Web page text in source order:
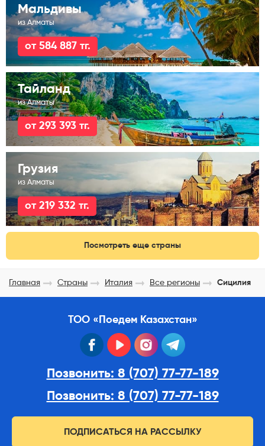
Мальдивы
из Алматы
от 584 887 тг.
Тайланд
из Алматы
от 293 393 тг.
Грузия
из Алматы
от 219 332 тг.
Посмотреть еще страны
Главная Страны Италия Все регионы Сицилия
ТОО «Поедем Казахстан»
facebook youtube instagram
Позвонить: 8 (707) 77-77-189
Позвонить: 8 (707) 77-77-189
ПОДПИСАТЬСЯ НА РАССЫЛКУ